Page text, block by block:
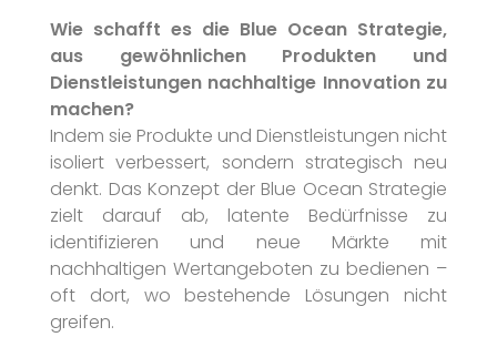
Wie schafft es die Blue Ocean Strategie,
aus gewöhnlichen Produkten und
Dienstleistungen nachhaltige Innovation zu
machen?
Indem sie Produkte und Dienstleistungen nicht
isoliert verbessert, sondern strategisch neu
denkt. Das Konzept der Blue Ocean Strategie
zielt darauf ab, latente Bedürfnisse zu
identifizieren und neue Märkte mit
nachhaltigen Wertangeboten zu bedienen –
oft dort, wo bestehende Lösungen nicht
greifen.